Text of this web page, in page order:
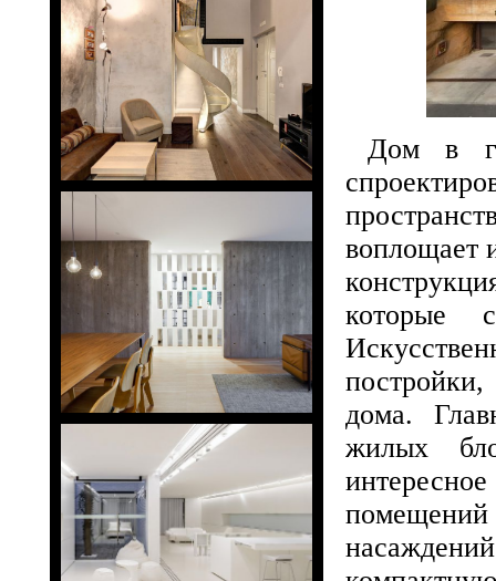
Дом в
воплощает
которые
дома.
жилых